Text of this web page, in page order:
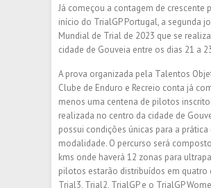
Já começou a contagem de crescente
início do TrialGP Portugal, a segunda
Mundial de Trial de 2023 que se
cidade de Gouveia entre os dias 21 a
A prova organizada pela Talentos
Clube de Enduro e Recreio conta já
menos uma centena de pilotos
realizada no centro da cidade de
possui condições únicas para a prática
modalidade. O percurso será
kms onde haverá 12 zonas para
pilotos estarão distribuídos em quatro
Trial3, Trial2, TrialGP e o TrialGP